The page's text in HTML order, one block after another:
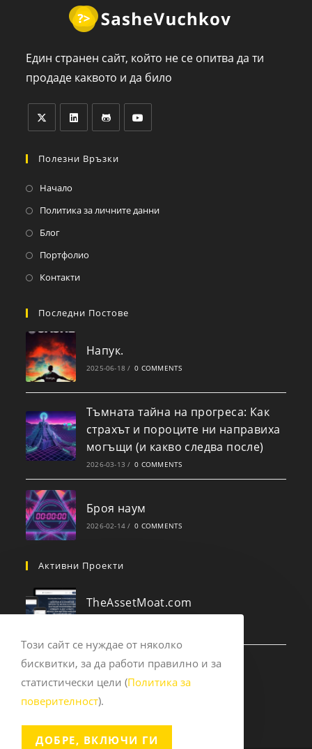
Един странен сайт, който не се опитва да ти
продаде каквото и да било
Полезни Връзки
Начало
Политика за личните данни
Блог
Портфолио
Контакти
Последни Постове
Напук.
2025-06-18 / 0 COMMENTS
Тъмната тайна на прогреса: Как
страхът и пороците ни направиха
могъщи (и какво следва после)
2026-03-13 / 0 COMMENTS
Броя наум
2026-02-14 / 0 COMMENTS
Активни Проекти
TheAssetMoat.com
Experts.pub
2023-12-10
Този сайт се нуждае от няколко
бисквитки, за да работи правилно и за
статистически цели (Политика за
поверителност).
ДОБРЕ, ВКЛЮЧИ ГИ